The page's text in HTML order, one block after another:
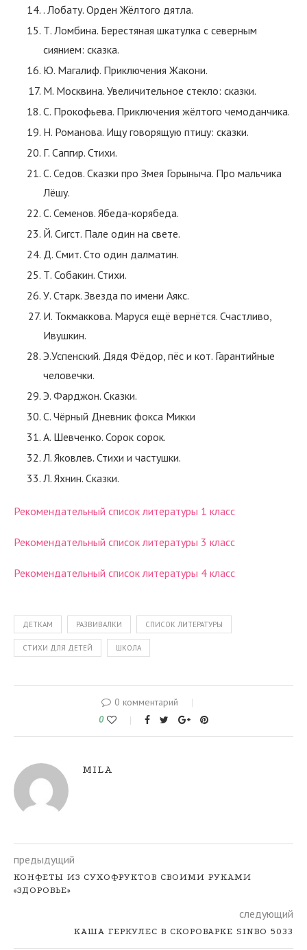
. Лобату. Орден Жёлтого дятла.
Т. Ломбина. Берестяная шкатулка с северным
сиянием: сказка.
Ю. Магалиф. Приключения Жакони.
М. Москвина. Увеличительное стекло: сказки.
С. Прокофьева. Приключения жёлтого чемоданчика.
Н. Романова. Ищу говорящую птицу: сказки.
Г. Сапгир. Стихи.
С. Седов. Сказки про Змея Горыныча. Про мальчика
Лёшу.
С. Семенов. Ябеда-корябеда.
Й. Сигст. Пале один на свете.
Д. Смит. Сто один далматин.
Т. Собакин. Стихи.
У. Старк. Звезда по имени Аякс.
И. Токмаккова. Маруся ещё вернётся. Счастливо,
Ивушкин.
Э.Успенский. Дядя Фёдор, пёс и кот. Гарантийные
человечки.
Э. Фарджон. Сказки.
С. Чёрный Дневник фокса Микки
А. Шевченко. Сорок сорок.
Л. Яковлев. Стихи и частушки.
Л. Яхнин. Сказки.
Рекомендательный список литературы 1 класс
Рекомендательный список литературы 3 класс
Рекомендательный список литературы 4 класс
ДЕТКАМ РАЗВИВАЛКИ СПИСОК ЛИТЕРАТУРЫ
СТИХИ ДЛЯ ДЕТЕЙ ШКОЛА
0 комментарий
0
MILA
предыдущий
КОНФЕТЫ ИЗ СУХОФРУКТОВ СВОИМИ РУКАМИ
«ЗДОРОВЬЕ»
следующий
КАША ГЕРКУЛЕС В СКОРОВАРКЕ SINBO 5033